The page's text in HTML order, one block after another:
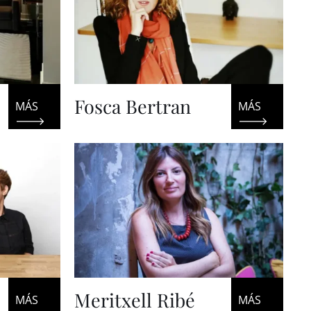
Fosca Bertran
Meritxell Ribé